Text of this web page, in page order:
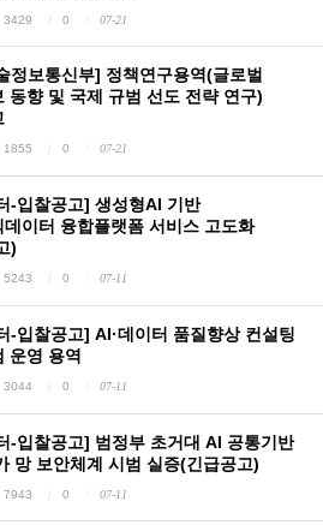
3429 0 07-21
정보통신부] 정책연구용역(글로벌
동향 및 국제 규범 선도 전략 연구)
1855 0 07-21
-입찰공고] 생성형AI 기반
데이터 융합플랫폼 서비스 고도화
)
5243 0 07-11
-입찰공고] AI·데이터 품질향상 컨설팅
운영 용역
3044 0 07-11
-입찰공고] 범정부 초거대 AI 공통기반
망 보안체계 시범 실증(긴급공고)
7943 0 07-11